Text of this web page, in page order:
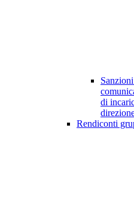
di
Rendiconti